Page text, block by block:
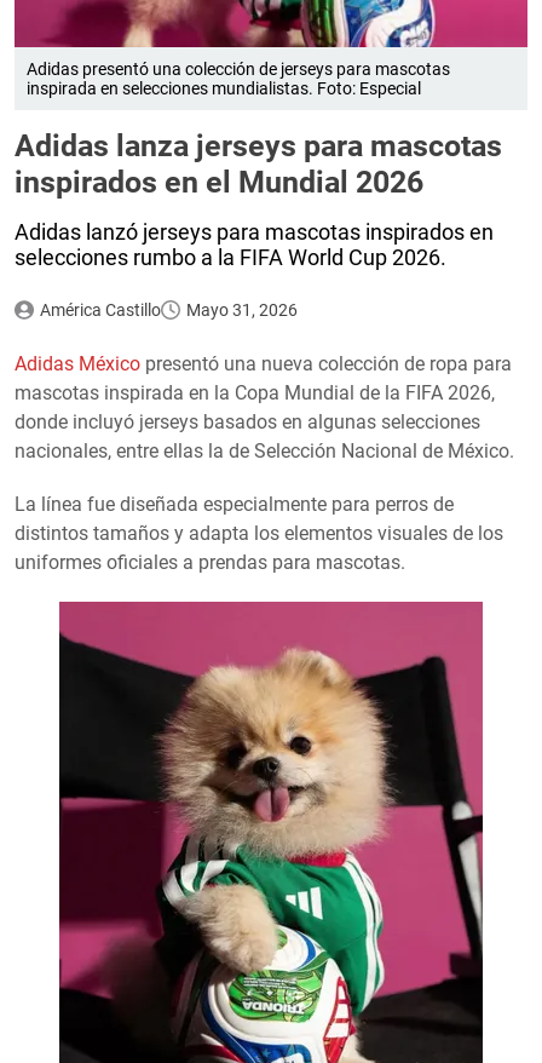
Adidas presentó una colección de jerseys para mascotas
inspirada en selecciones mundialistas. Foto: Especial
Adidas lanza jerseys para mascotas
inspirados en el Mundial 2026
Adidas lanzó jerseys para mascotas inspirados en
selecciones rumbo a la FIFA World Cup 2026.
América Castillo Mayo 31, 2026
Adidas México presentó una nueva colección de ropa para
mascotas inspirada en la Copa Mundial de la FIFA 2026,
donde incluyó jerseys basados en algunas selecciones
nacionales, entre ellas la de Selección Nacional de México.
La línea fue diseñada especialmente para perros de
distintos tamaños y adapta los elementos visuales de los
uniformes oficiales a prendas para mascotas.